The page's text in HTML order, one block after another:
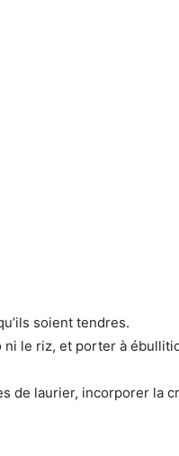
soient tendres.
le riz, et porter à
de laurier, incorporer la